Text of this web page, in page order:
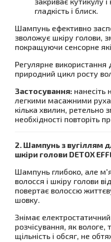
гладкість і блиск.
Шампунь ефективно
зволожує шкіру голови,
покращуючи сенсорне
Регулярне використання
природний цикл росту
Застосування: нанесіть
легкими масажними
кілька хвилин,
необхідності повторіть
2. Шампунь з вугіллям
шкіри голови DETOX
Шампунь глибоко, але
волосся і шкіру голови
повертає волоссю
шовку.
Знімає
розчісування, як вологе,
щільність і обсяг, не